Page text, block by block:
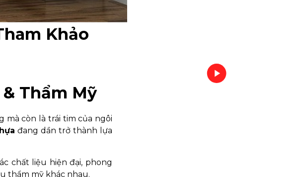
Khảo
Thẩm Mỹ
mà còn là trái tim của ngôi
đang dần trở thành lựa
chất liệu hiện đại, phong
thẩm mỹ khác nhau.